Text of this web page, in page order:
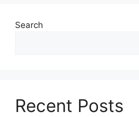
Search
Recent Posts